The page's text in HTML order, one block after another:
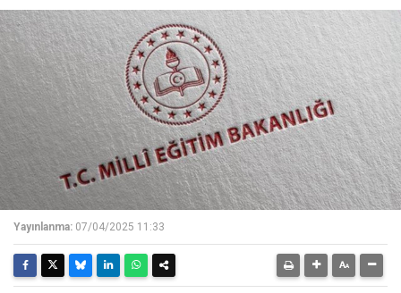
Yayınlanma: 07/04/2025 11:33